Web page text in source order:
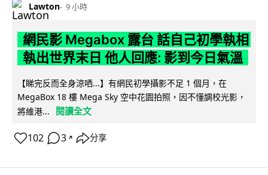
Lawton 9 小時
網民影 Megabox 露台 話自己初學執相
執出世界末日 他人回應: 影到今日氣溫
【睇完反而全身涼哂...】有網民初學攝影不足 1 個月，在
MegaBox 18 樓 Mega Sky 空中花園拍照，因不懂調校光影，
將維港...
閱讀全文
102 3 ↗ 分享